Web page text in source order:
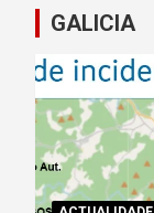
GALICIA